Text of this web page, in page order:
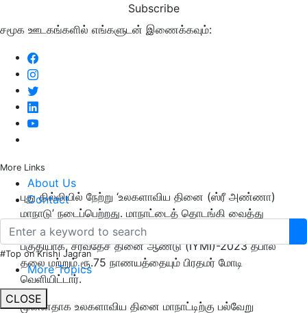
Subscribe
சமூக ஊடகங்களில் எங்களுடன் இணைக்கவும்:
More Links
About Us
Contact
#Top on Krishi Jagran
More Topics
CLOSE
புது தில்லியில் நேற்று ‘உலகளாவிய தினை (ஸ்ரீ அண்ணா)
மாநாடு’ நடைப்பெற்றது. மாநாட்டைத் தொடங்கி வைத்து
பிரதமர் மோடி உரையாற்றினார். இந்த நிகழ்வின் ஒரு
பகுதியாக, சர்வதேச தினை ஆண்டு (IYMI)-2023 தபால்
தலை மற்றும் ரூ.75 நாணயத்தையும் பிரதமர் மோடி
வெளியிட்டார்.
முன்னதாக உலகளாவிய தினை மாநாட்டிற்கு பல்வேறு